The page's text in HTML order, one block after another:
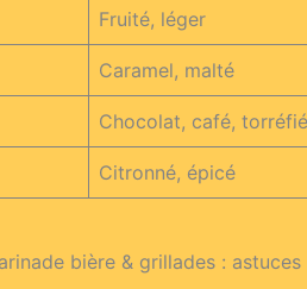
Fruité, léger
Caramel, malté
Chocolat, café, torréfié
Citronné, épicé
bière & grillades :